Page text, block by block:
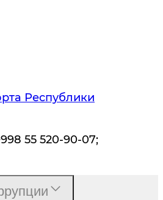
Республики
55 520-90-07;